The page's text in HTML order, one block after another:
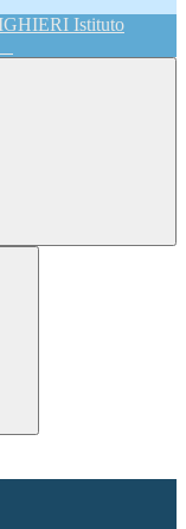
Istituto